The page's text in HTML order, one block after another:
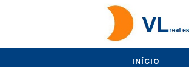
INÍCIO